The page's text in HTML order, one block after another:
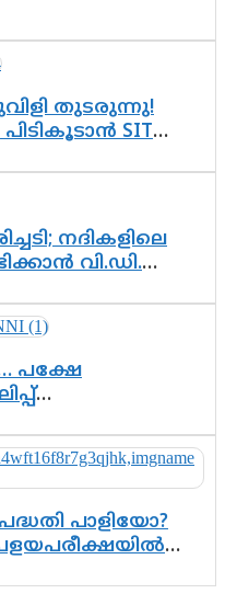
തുടരുന്നു!
SIT
എവിടെ
നദികളിലെ
വി.ഡി.
പക്ഷേ
പാളിയോ?